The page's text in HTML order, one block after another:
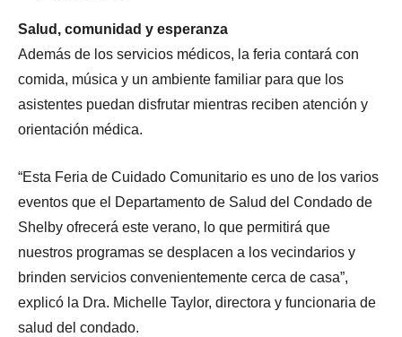
Salud, comunidad y esperanza
Además de los servicios médicos, la feria contará con
comida, música y un ambiente familiar para que los
asistentes puedan disfrutar mientras reciben atención y
orientación médica.
“Esta Feria de Cuidado Comunitario es uno de los varios
eventos que el Departamento de Salud del Condado de
Shelby ofrecerá este verano, lo que permitirá que
nuestros programas se desplacen a los vecindarios y
brinden servicios convenientemente cerca de casa”,
explicó la Dra. Michelle Taylor, directora y funcionaria de
salud del condado.